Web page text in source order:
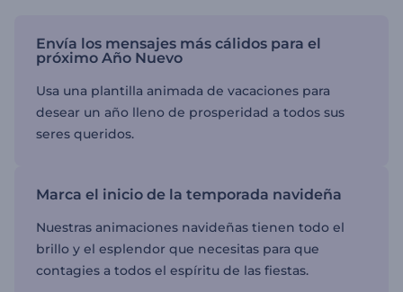
Envía los mensajes más cálidos para el
próximo Año Nuevo
Usa una plantilla animada de vacaciones para
desear un año lleno de prosperidad a todos sus
seres queridos.
Marca el inicio de la temporada navideña
Nuestras animaciones navideñas tienen todo el
brillo y el esplendor que necesitas para que
contagies a todos el espíritu de las fiestas.